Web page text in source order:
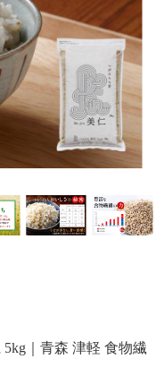
｜青森 津軽 食物繊